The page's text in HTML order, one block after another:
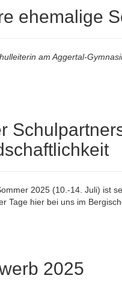
ehemalige
am Aggertal-
2025 (10.-14. Juli) ist
Tage hier bei uns im
2025